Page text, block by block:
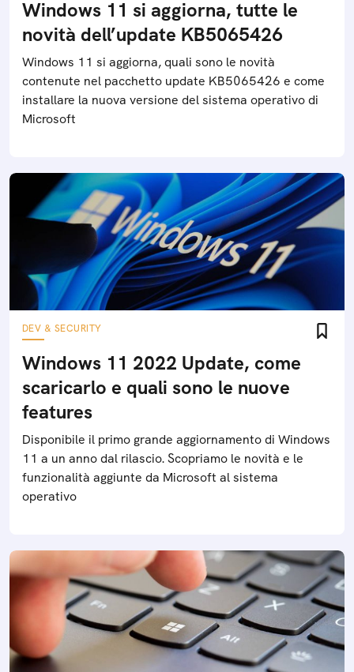
Windows 11 si aggiorna, tutte le
novità dell’update KB5065426
Windows 11 si aggiorna, quali sono le novità
contenute nel pacchetto update KB5065426 e come
installare la nuova versione del sistema operativo di
Microsoft
DEV & SECURITY
Windows 11 2022 Update, come
scaricarlo e quali sono le nuove
features
Disponibile il primo grande aggiornamento di Windows
11 a un anno dal rilascio. Scopriamo le novità e le
funzionalità aggiunte da Microsoft al sistema
operativo